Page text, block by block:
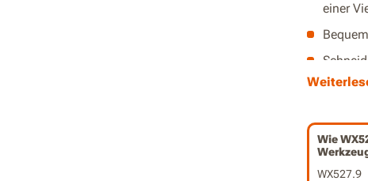
einer
Teil der
Wie
WX527.9